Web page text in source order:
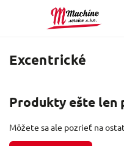
Excentrické
Produkty ešte len
Môžete sa ale pozrieť na